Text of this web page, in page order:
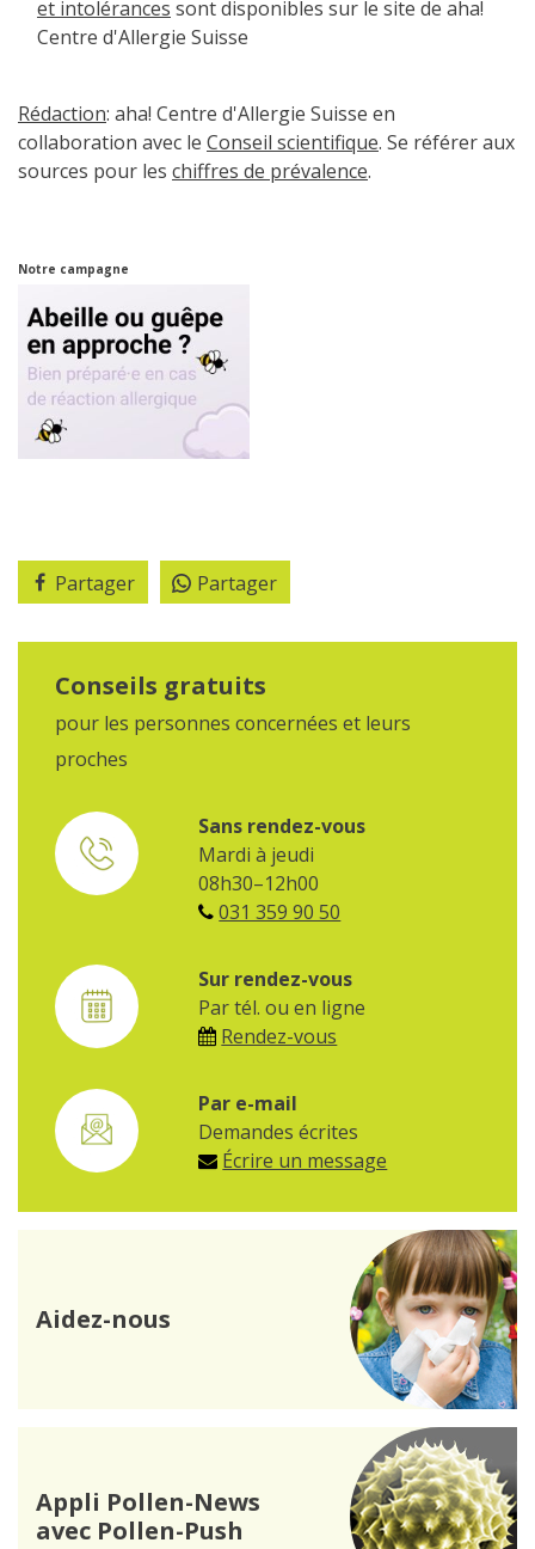
et intolérances sont disponibles sur le site de aha!
Centre d'Allergie Suisse
Rédaction: aha! Centre d'Allergie Suisse en
collaboration avec le Conseil scientifique. Se référer aux
sources pour les chiffres de prévalence.
Notre campagne
Partager Partager
Conseils gratuits
pour les personnes concernées et leurs
proches
Sans rendez-vous
Mardi à jeudi
08h30–12h00
031 359 90 50
Sur rendez-vous
Par tél. ou en ligne
Rendez-vous
Par e-mail
Demandes écrites
Écrire un message
Aidez-nous
Appli Pollen-News
avec Pollen-Push